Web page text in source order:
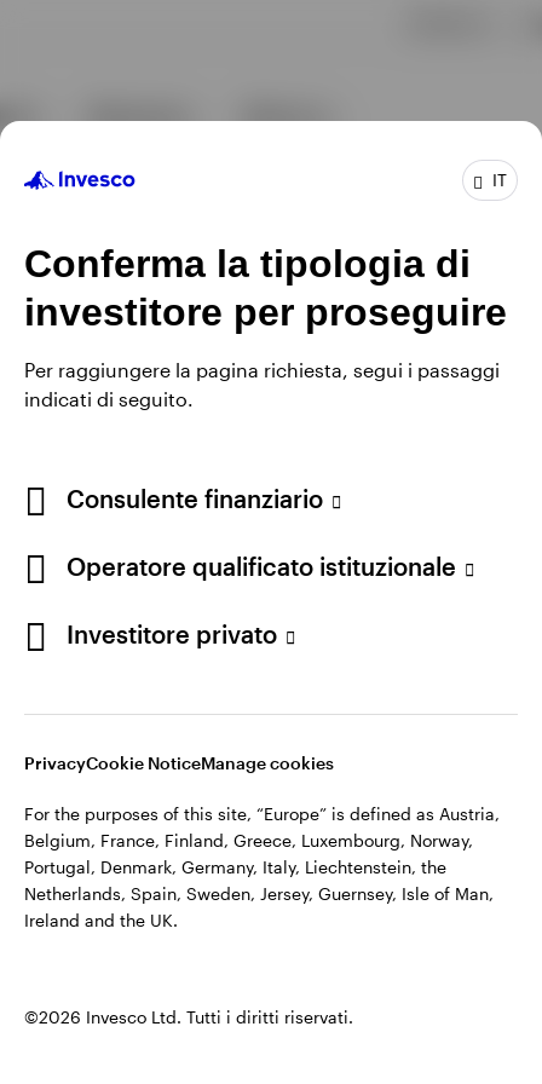
IT
Conferma la tipologia di
investitore per proseguire
Per raggiungere la pagina richiesta, segui i passaggi
indicati di seguito.
Consulente finanziario
Operatore qualificato istituzionale
Investitore privato
PrivacyCookie NoticeManage cookies
For the purposes of this site, “Europe” is defined as Austria,
Belgium, France, Finland, Greece, Luxembourg, Norway,
Portugal, Denmark, Germany, Italy, Liechtenstein, the
Netherlands, Spain, Sweden, Jersey, Guernsey, Isle of Man,
Ireland and the UK.
©2026 Invesco Ltd. Tutti i diritti riservati.